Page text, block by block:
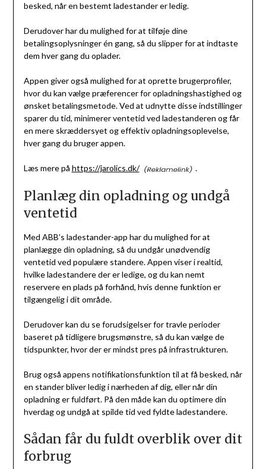
besked, når en bestemt ladestander er ledig.
Derudover har du mulighed for at tilføje dine
betalingsoplysninger én gang, så du slipper for at indtaste
dem hver gang du oplader.
Appen giver også mulighed for at oprette brugerprofiler,
hvor du kan vælge præferencer for opladningshastighed og
ønsket betalingsmetode. Ved at udnytte disse indstillinger
sparer du tid, minimerer ventetid ved ladestanderen og får
en mere skræddersyet og effektiv opladningsoplevelse,
hver gang du bruger appen.
Læs mere på https://jarolics.dk/ .
Planlæg din opladning og undgå
ventetid
Med ABB’s ladestander-app har du mulighed for at
planlægge din opladning, så du undgår unødvendig
ventetid ved populære standere. Appen viser i realtid,
hvilke ladestandere der er ledige, og du kan nemt
reservere en plads på forhånd, hvis denne funktion er
tilgængelig i dit område.
Derudover kan du se forudsigelser for travle perioder
baseret på tidligere brugsmønstre, så du kan vælge de
tidspunkter, hvor der er mindst pres på infrastrukturen.
Brug også appens notifikationsfunktion til at få besked, når
en stander bliver ledig i nærheden af dig, eller når din
opladning er fuldført. På den måde kan du optimere din
hverdag og undgå at spilde tid ved fyldte ladestandere.
Sådan får du fuldt overblik over dit
forbrug